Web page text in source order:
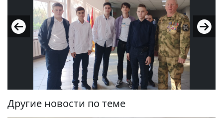
Другие новости по теме